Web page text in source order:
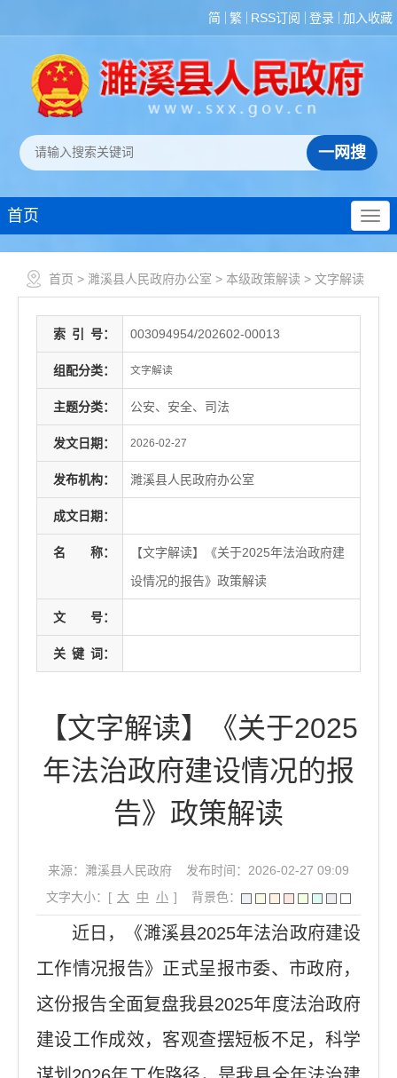
简 繁 RSS订阅 登录 加入收藏
首页
首页 > 濉溪县人民政府办公室 > 本级政策解读 > 文字解读
索 引 号： 003094954/202602-00013
组配分类： 文字解读
主题分类： 公安、安全、司法
发文日期： 2026-02-27
发布机构： 濉溪县人民政府办公室
成文日期：
名 称：
【文字解读】《关于2025年法治政府建
设情况的报告》政策解读
文 号：
关 键 词：
【文字解读】《关于2025
年法治政府建设情况的报
告》政策解读
来源：濉溪县人民政府
发布时间：2026-02-27 09:09
文字大小：[ 大 中 小 ] 背景色：
近日，《濉溪县2025年法治政府建设
工作情况报告》正式呈报市委、市政府，
这份报告全面复盘我县2025年度法治政府
建设工作成效，客观查摆短板不足，科学